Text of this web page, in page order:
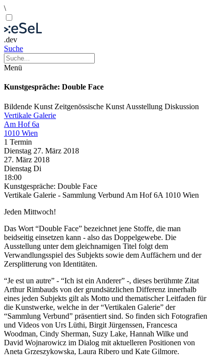
\
.dev
Suche
Menü
Kunstgespräche: Double Face
Bildende Kunst Zeitgenössische Kunst Ausstellung Diskussion
Vertikale Galerie
Am Hof 6a
1010 Wien
1 Termin
Dienstag 27. März 2018
27. März 2018
Dienstag Di
18:00
Kunstgespräche: Double Face
Vertikale Galerie - Sammlung Verbund Am Hof 6A 1010 Wien
Jeden Mittwoch!
Das Wort “Double Face” bezeichnet jene Stoffe, die man
beidseitig einsetzen kann - also das Doppelgewebe. Die
Ausstellung unter dem gleichnamigen Titel folgt dem
Verwandlungsspiel des Subjekts sowie dem Auffächern und der
Zersplitterung von Identitäten.
“Je est un autre” - “Ich ist ein Anderer” -, dieses berühmte Zitat
Arthur Rimbauds von der grundsätzlichen Differenz innerhalb
eines jeden Subjekts gilt als Motto und thematischer Leitfaden für
die Kunstwerke, welche in der “Vertikalen Galerie” der
“Sammlung Verbund” präsentiert sind. So finden sich Fotografien
und Videos von Urs Lüthi, Birgit Jürgenssen, Francesca
Woodman, Cindy Sherman, Suzy Lake, Hannah Wilke und
David Wojnarowicz im Dialog mit aktuelleren Positionen von
Aneta Grzeszykowska, Laura Ribero und Kate Gilmore.